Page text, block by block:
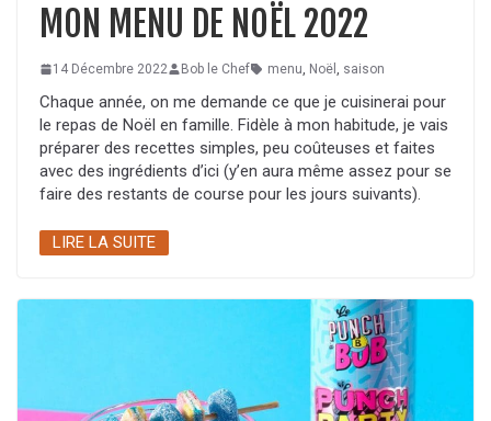
MON MENU DE NOËL 2022
14 Décembre 2022 Bob le Chef menu Noël saison
Chaque année, on me demande ce que je cuisinerai pour
le repas de Noël en famille. Fidèle à mon habitude, je vais
préparer des recettes simples, peu coûteuses et faites
avec des ingrédients d’ici (y’en aura même assez pour se
faire des restants de course pour les jours suivants).
LIRE LA SUITE